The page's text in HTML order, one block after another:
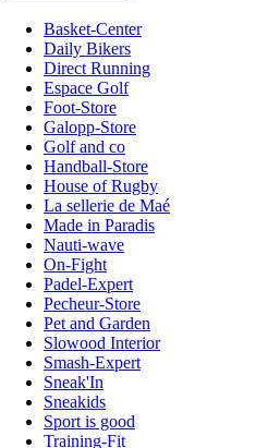
Basket-Center
Daily Bikers
Direct Running
Espace Golf
Foot-Store
Galopp-Store
Golf and co
Handball-Store
House of Rugby
La sellerie de Maé
Made in Paradis
Nauti-wave
On-Fight
Padel-Expert
Pecheur-Store
Pet and Garden
Slowood Interior
Smash-Expert
Sneak'In
Sneakids
Sport is good
Training-Fit